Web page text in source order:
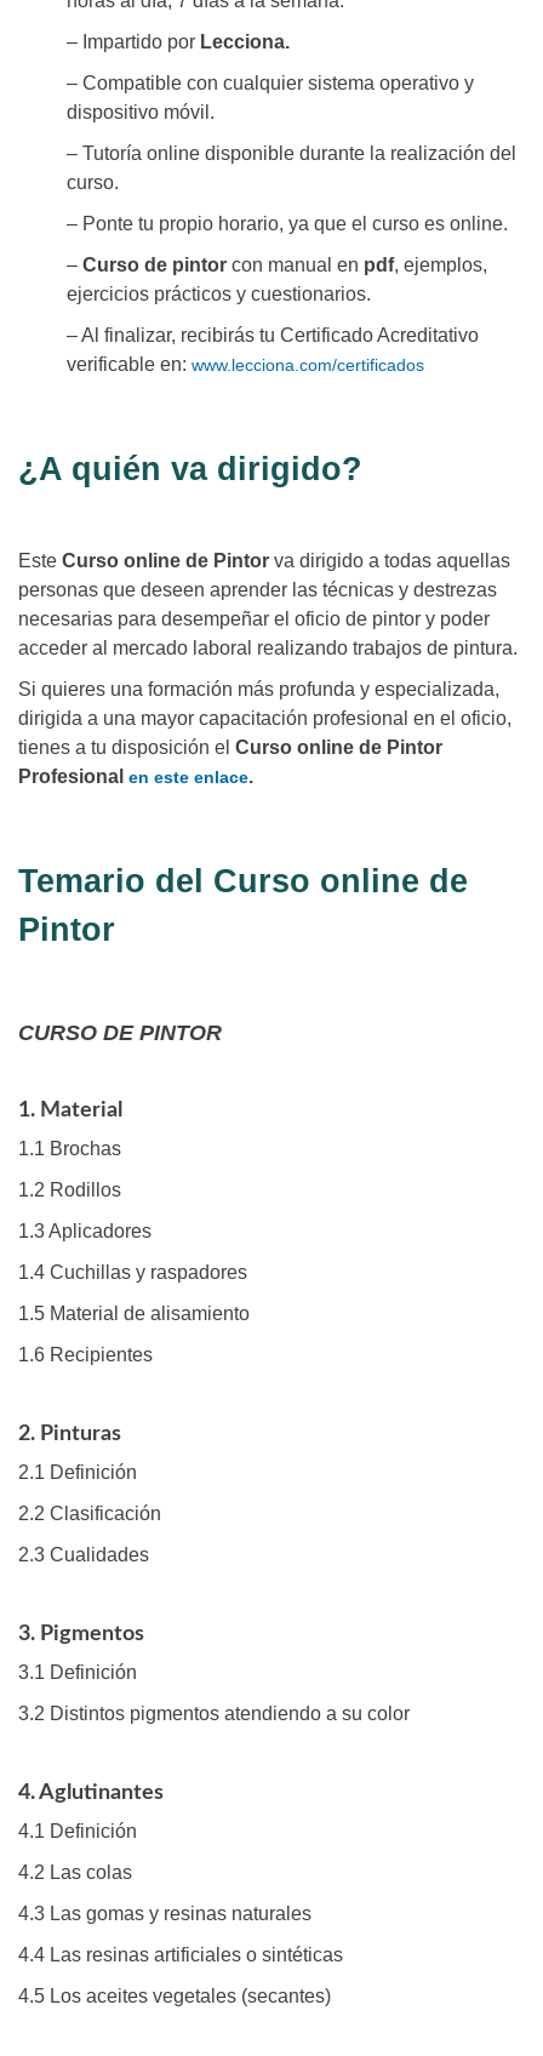
– Impartido por Lecciona.
– Compatible con cualquier sistema operativo y
dispositivo móvil.
– Tutoría online disponible durante la realización del
curso.
– Ponte tu propio horario, ya que el curso es online.
– Curso de pintor con manual en pdf, ejemplos,
ejercicios prácticos y cuestionarios.
– Al finalizar, recibirás tu Certificado Acreditativo
verificable en: www.lecciona.com/certificados
¿A quién va dirigido?
Este Curso online de Pintor va dirigido a todas aquellas
personas que deseen aprender las técnicas y destrezas
necesarias para desempeñar el oficio de pintor y poder
acceder al mercado laboral realizando trabajos de pintura.
Si quieres una formación más profunda y especializada,
dirigida a una mayor capacitación profesional en el oficio,
tienes a tu disposición el Curso online de Pintor
Profesional en este enlace.
Temario del Curso online de
Pintor
CURSO DE PINTOR
1. Material
1.1 Brochas
1.2 Rodillos
1.3 Aplicadores
1.4 Cuchillas y raspadores
1.5 Material de alisamiento
1.6 Recipientes
2. Pinturas
2.1 Definición
2.2 Clasificación
2.3 Cualidades
3. Pigmentos
3.1 Definición
3.2 Distintos pigmentos atendiendo a su color
4. Aglutinantes
4.1 Definición
4.2 Las colas
4.3 Las gomas y resinas naturales
4.4 Las resinas artificiales o sintéticas
4.5 Los aceites vegetales (secantes)